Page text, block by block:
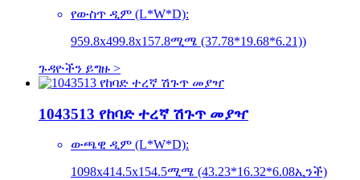
የውስጥ ዲም (L*W*D):
959.8x499.8x157.8ሚሜ (37.78*19.68*6.21))
ጉዳዮችን ይግዙ >
1043513 የከባድ ተረኛ ሽጉጥ መያዣ
ውጫዊ ዲም (L*W*D):
1098x414.5x154.5ሚሜ (43.23*16.32*6.08ኢንች)